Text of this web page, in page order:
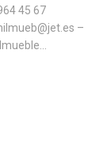
45 67
–